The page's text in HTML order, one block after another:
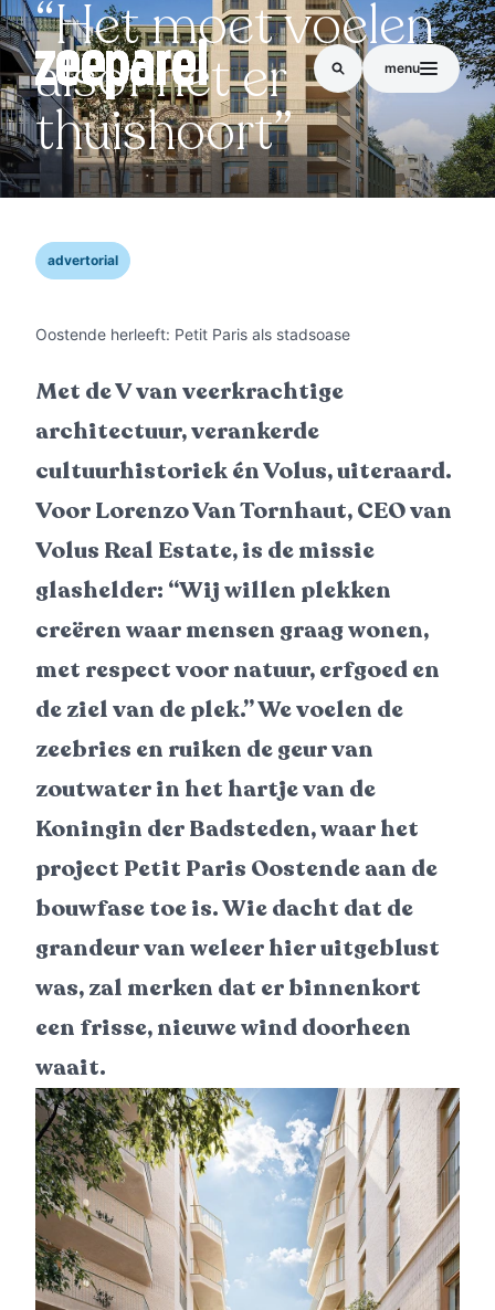
menu
“Het moet voelen
alsof het er
thuishoort”
advertorial
Oostende herleeft: Petit Paris als stadsoase
Met de V van veerkrachtige
architectuur, verankerde
cultuurhistoriek én Volus, uiteraard.
Voor Lorenzo Van Tornhaut, CEO van
Volus Real Estate, is de missie
glashelder: “Wij willen plekken
creëren waar mensen graag wonen,
met respect voor natuur, erfgoed en
de ziel van de plek.” We voelen de
zeebries en ruiken de geur van
zoutwater in het hartje van de
Koningin der Badsteden, waar het
project Petit Paris Oostende aan de
bouwfase toe is. Wie dacht dat de
grandeur van weleer hier uitgeblust
was, zal merken dat er binnenkort
een frisse, nieuwe wind doorheen
waait.